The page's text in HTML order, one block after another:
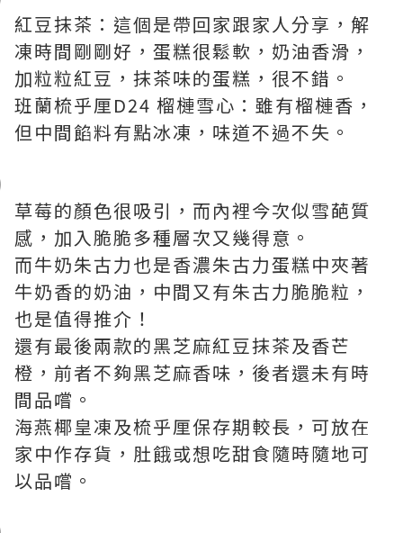
紅豆抹茶：這個是帶回家跟家人分享，解
凍時間剛剛好，蛋糕很鬆軟，奶油香滑，
加粒粒紅豆，抹茶味的蛋糕，很不錯。
班蘭梳乎厘D24 榴槤雪心：雖有榴槤香，
但中間餡料有點冰凍，味道不過不失。
草莓的顏色很吸引，而內裡今次似雪葩質
感，加入脆脆多種層次又幾得意。
而牛奶朱古力也是香濃朱古力蛋糕中夾著
牛奶香的奶油，中間又有朱古力脆脆粒，
也是值得推介！
還有最後兩款的黑芝麻紅豆抹茶及香芒
橙，前者不夠黑芝麻香味，後者還未有時
間品嚐。
海燕椰皇凍及梳乎厘保存期較長，可放在
家中作存貨，肚餓或想吃甜食隨時隨地可
以品嚐。